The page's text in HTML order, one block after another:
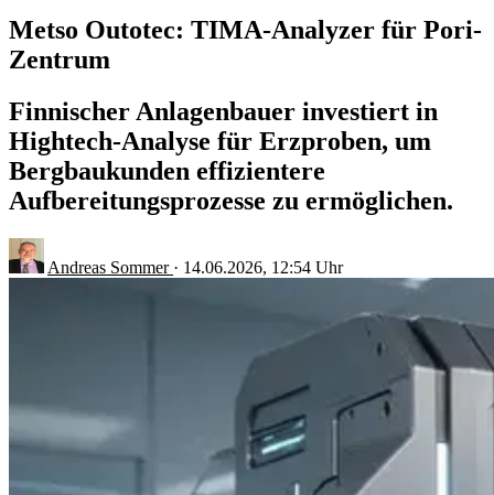
Metso Outotec: TIMA-Analyzer für Pori-
Zentrum
Finnischer Anlagenbauer investiert in
Hightech-Analyse für Erzproben, um
Bergbaukunden effizientere
Aufbereitungsprozesse zu ermöglichen.
Andreas Sommer · 14.06.2026, 12:54 Uhr